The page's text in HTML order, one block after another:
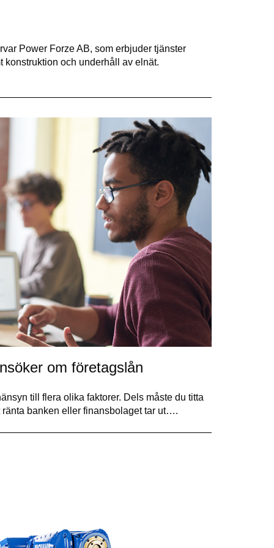
Power Forze AB, som erbjuder tjänster
konstruktion och underhåll av elnät.
om företagslån
till flera olika faktorer. Dels måste du titta
banken eller finansbolaget tar ut….